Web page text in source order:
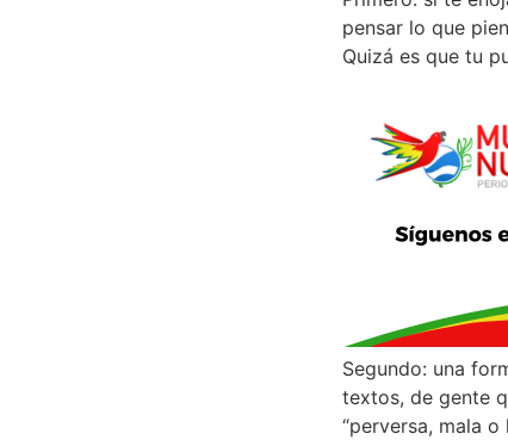
pensar lo que
Quizá es que tu
Segundo: una
textos, de gente
“perversa, mala